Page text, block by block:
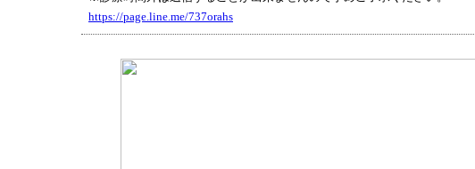
https://page.line.me/737orahs